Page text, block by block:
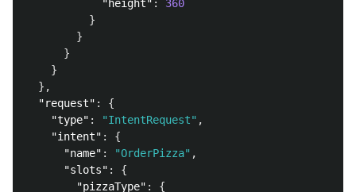
"height" :
360
}
}
}
}
},
"request" :
{
"type" : "IntentRequest" ,
"intent" :
{
"name" : "OrderPizza" ,
"slots" :
{
"pizzaType" :
{